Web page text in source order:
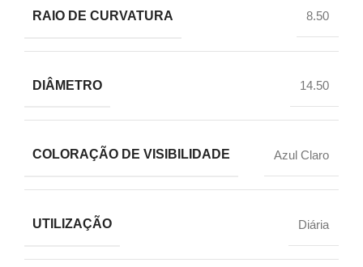
RAIO DE CURVATURA 8.50
DIÂMETRO 14.50
COLORAÇÃO DE VISIBILIDADE Azul Claro
UTILIZAÇÃO Diária